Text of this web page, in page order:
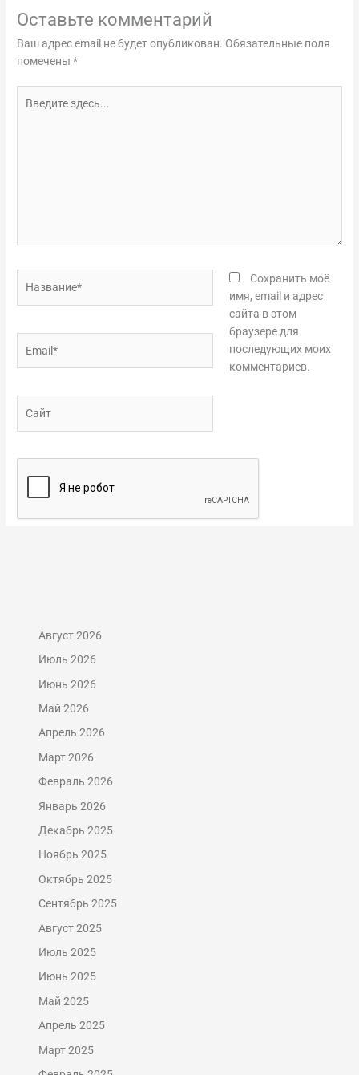
Оставьте комментарий
Ваш адрес email не будет опубликован. Обязательные поля
помечены*
здесь...
Сохранить моё
имя, email и адрес
сайта в этом
браузере для
последующих моих
комментариев.
Август 2026
Июль 2026
Июнь 2026
Май 2026
Апрель 2026
Март 2026
Февраль 2026
Январь 2026
Декабрь 2025
Ноябрь 2025
Октябрь 2025
Сентябрь 2025
Август 2025
Июль 2025
Июнь 2025
Май 2025
Апрель 2025
Март 2025